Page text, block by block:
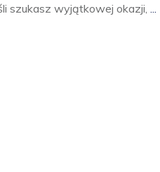
szukasz wyjątkowej okazji,